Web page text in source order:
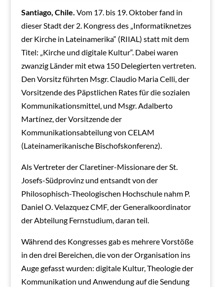
Santiago, Chile. Vom 17. bis 19. Oktober fand in
dieser Stadt der 2. Kongress des „Informatiknetzes
der Kirche in Lateinamerika“ (RIIAL) statt mit dem
Titel: „Kirche und digitale Kultur“. Dabei waren
zwanzig Länder mit etwa 150 Delegierten vertreten.
Den Vorsitz führten Msgr. Claudio Maria Celli, der
Vorsitzende des Päpstlichen Rates für die sozialen
Kommunikationsmittel, und Msgr. Adalberto
Martínez, der Vorsitzende der
Kommunikationsabteilung von CELAM
(Lateinamerikanische Bischofskonferenz).
Als Vertreter der Claretiner-Missionare der St.
Josefs-Südprovinz und entsandt von der
Philosophisch-Theologischen Hochschule nahm P.
Daniel O. Velazquez CMF, der Generalkoordinator
der Abteilung Fernstudium, daran teil.
Während des Kongresses gab es mehrere Vorstöße
in den drei Bereichen, die von der Organisation ins
Auge gefasst wurden: digitale Kultur, Theologie der
Kommunikation und Anwendung auf die Sendung